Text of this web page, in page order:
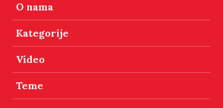
O nama
Kategorije
Video
Teme